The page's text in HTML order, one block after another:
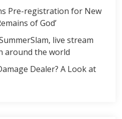
Pre-registration for New
of God’
live stream
around the world
Dealer? A Look at